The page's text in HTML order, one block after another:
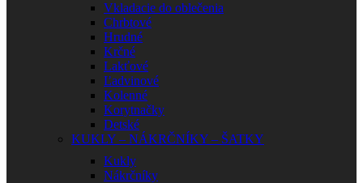
Vkladacie do oblečenia
Chrbtové
Hrudné
Krčné
Lakťové
Ľadvinové
Kolenné
Korytnačky
Detské
KUKLY – NÁKRČNÍKY – ŠATKY
Kukly
Nákrčníky